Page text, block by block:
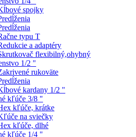
spojky
typu T
a adaptéry
flexibilný,ohybný
1/2 "
rukoväte
kardany 1/2 "
kľúče 3/8 "
kľúče, krátke
na sviečky
kľúče, dlhé
kľúče 1/4 "